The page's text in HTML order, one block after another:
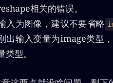
相关的错误。
入为图像，建议不要省略
出输入变量为image类型
类型。